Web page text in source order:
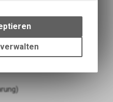
Interaktionen und
auf Ihrem Gerät,
unseres Online-
Bitte beachten Sie,